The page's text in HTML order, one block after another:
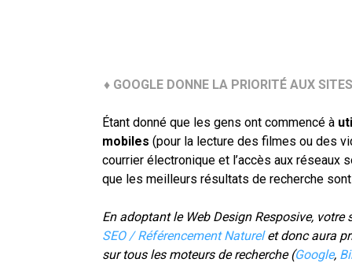
♦ GOOGLE DONNE LA PRIORITÉ AUX
Étant donné que les gens ont commencé à
mobiles (pour la lecture des filmes ou des
courrier électronique et l’accès aux réseaux
que les meilleurs résultats de recherche
En adoptant le Web Design Resposive, votre
SEO/ Référencement Naturelet donc aura
sur tous les moteurs de recherche (Google,